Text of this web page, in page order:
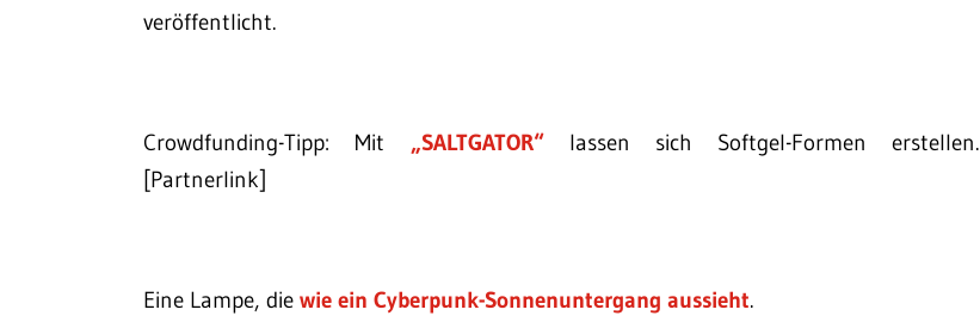
veröffentlicht.
Crowdfunding-Tipp: Mit „SALTGATOR“lassen sich Softgel-Formen erstellen.
[Partnerlink]
Eine Lampe, diewie ein Cyberpunk-Sonnenuntergang aussieht.